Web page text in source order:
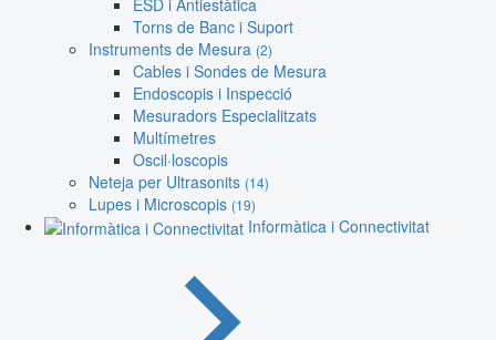
Torns de Banc i Suport
Instruments de Mesura (2)
Cables i Sondes de Mesura
Endoscopis i Inspecció
Mesuradors Especialitzats
Multímetres
Oscil·loscopis
Neteja per Ultrasonits (14)
Lupes i Microscopis (19)
Informàtica i Connectivitat